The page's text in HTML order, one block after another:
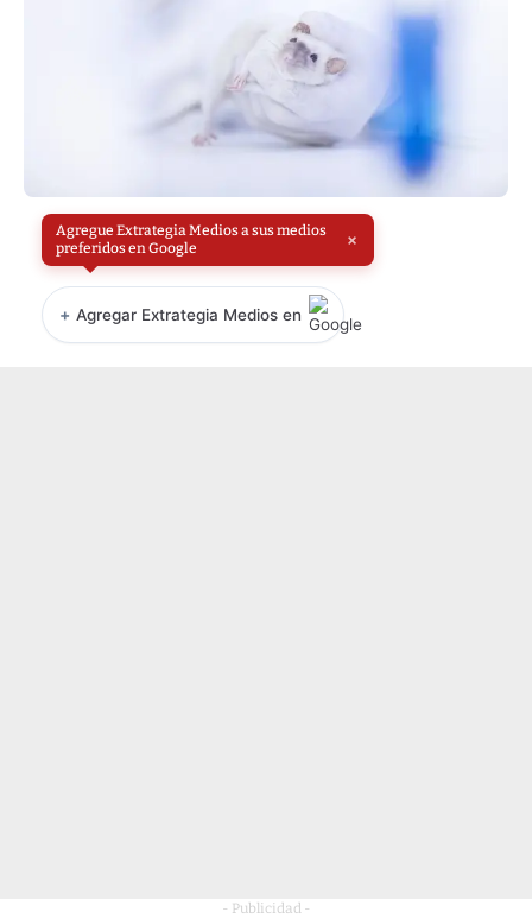
Agregue Extrategia Medios a sus medios
preferidos en Google
×
+ Agregar Extrategia Medios en
- Publicidad -